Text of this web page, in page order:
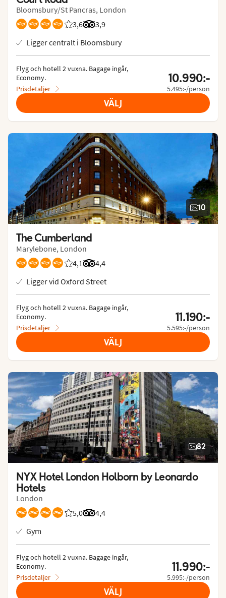
Bloomsbury/St Pancras, London
3,6
Betyg från Vings gäster: 3.625/5
3,9
Betyg från Tripadvisor: 3.9 of 5
Ligger centralt i Bloomsbury
Flyg och hotell 2 vuxna. Bagage ingår,
Economy.
Prisdetaljer
10.990:-
5.495:-/person
VÄLJ
10
The Cumberland
Marylebone, London
4,1
Betyg från Vings gäster: 4.1/5
4,4
Betyg från Tripadvisor: 4.4 of 5
Ligger vid Oxford Street
Flyg och hotell 2 vuxna. Bagage ingår,
Economy.
Prisdetaljer
11.190:-
5.595:-/person
VÄLJ
82
NYX Hotel London Holborn by Leonardo
Hotels
London
5,0
Betyg från Vings gäster: 5/5
4,4
Betyg från Tripadvisor: 4.4 of 5
Gym
Flyg och hotell 2 vuxna. Bagage ingår,
Economy.
Prisdetaljer
11.990:-
5.995:-/person
VÄLJ